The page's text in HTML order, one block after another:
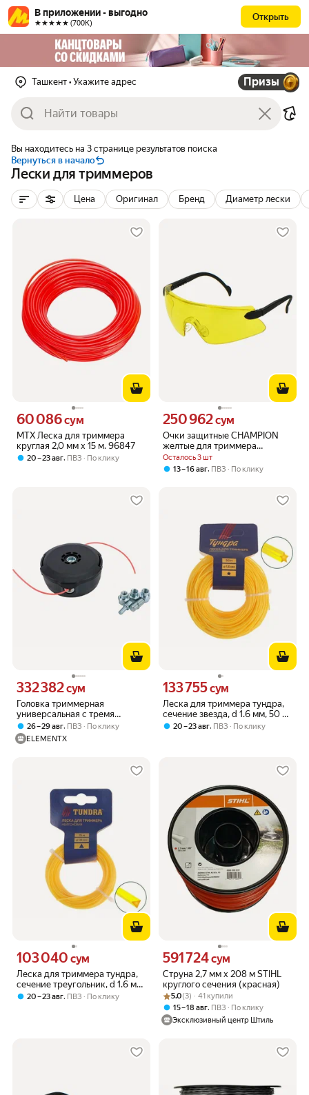
В приложении - выгодно
★★★★★ (700К)
Открыть
Ташкент • Укажите адрес Призы
Вы находитесь на 3 странице результатов поиска
Вернуться в начало
Лески для триммеров
Цена Оригинал Бренд Диаметр лески
MTX Леска для триммера
круглая 2,0 мм х 15 м. 96847
Цена 60086 сум вместо
60 086сум
20 – 23 авг, ПВЗ По клику
Очки защитные CHAMPION
желтые для триммера
электрического CHAMPION
ET-350
Осталось 3 шт
Цена 250962 сум вместо
250 962сум
13 – 16 авг, ПВЗ По клику
Головка триммерная
универсальная с тремя
переходниками, M10, M8,
леска 2.0-2.4 мм
Sturm BT9252D-999
Цена 332382 сум вместо
332 382сум
26 – 29 авг, ПВЗ
По клику
ELEMENTX
Леска для триммера тундра,
сечение звезда, d 1.6 мм, 50 м,
нейлон
Цена 133755 сум вместо
133 755сум
20 – 23 авг, ПВЗ По клику
Леска для триммера тундра,
сечение треугольник, d 1.6 мм,
15 м, нейлон
Цена 103040 сум вместо
103 040 сум
20 – 23 авг, ПВЗ По клику
Струна 2,7 мм х 208 м STIHL
круглого сечения (красная)
Цена 591724 сум вместо
591 724сум
Рейтинг товара: 5.0 из 5
Оценок: (3) · 41 купили
5.0(3) · 41 купили
15 – 18 авг, ПВЗ
По клику
Эксклюзивный центр Штиль